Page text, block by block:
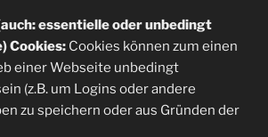
essentielle oder unbedingt
Cookies:Cookies können zum einen
einer Webseite unbedingt
(z.B. um Logins oder andere
zu speichern oder aus Gründen der